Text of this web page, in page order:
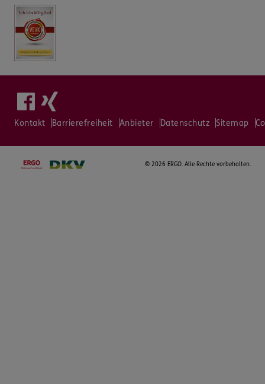
Kontakt Barrierefreiheit Anbieter Datenschutz Sitemap
© 2026 ERGO. Alle Rechte vorbehalten.